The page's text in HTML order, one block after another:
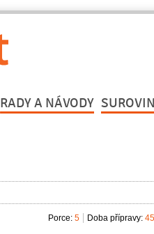
RADY A NÁVODY
Doba přípravy:
Porce: 5